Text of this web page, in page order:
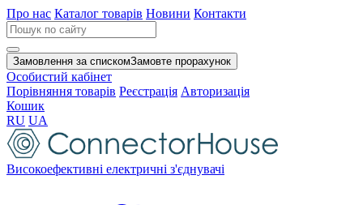
Про нас Каталог товарів Новини Контакти
Замовлення за спискомЗамовте прорахунок
Особистий кабінет
Порівняння товарів Реєстрація Авторизація
Кошик
RU UA
Високоефективні електричні з'єднувачі